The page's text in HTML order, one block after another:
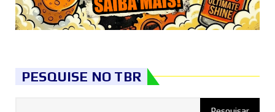
PESQUISE NO TBR